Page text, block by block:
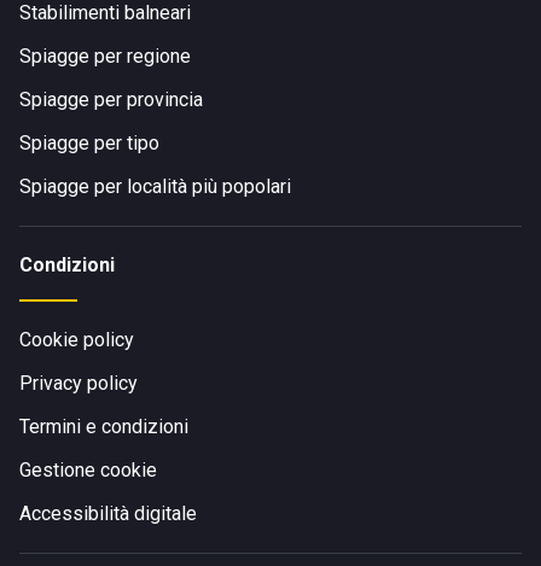
Stabilimenti balneari
Spiagge per regione
Spiagge per provincia
Spiagge per tipo
Spiagge per località più popolari
Condizioni
Cookie policy
Privacy policy
Termini e condizioni
Gestione cookie
Accessibilità digitale